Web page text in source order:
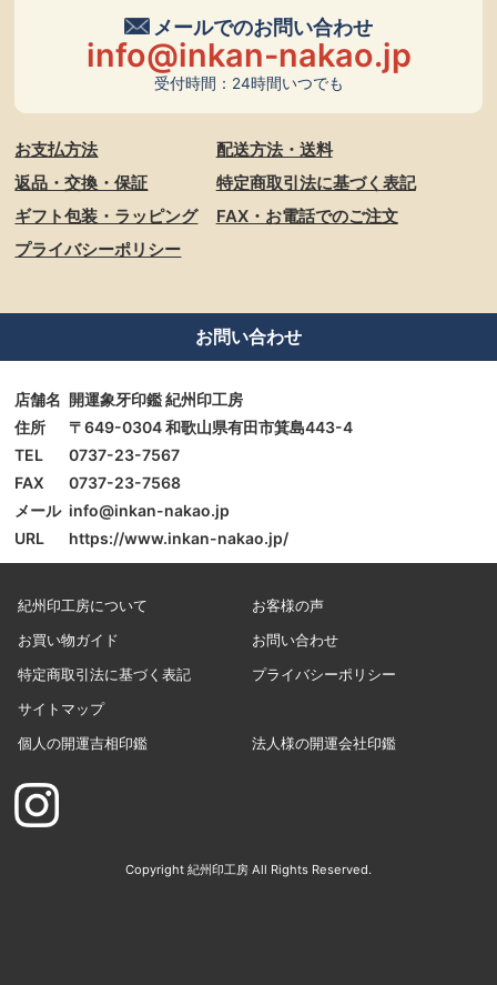
メールでのお問い合わせ
info@inkan-nakao.jp
受付時間：24時間いつでも
お支払方法
配送方法・送料
返品・交換・保証
特定商取引法に基づく表記
ギフト包装・ラッピング
FAX・お電話でのご注文
プライバシーポリシー
お問い合わせ
店舗名 開運象牙印鑑 紀州印工房
住所
〒649-0304 和歌山県有田市箕島443-4
TEL
0737-23-7567
FAX
0737-23-7568
メール info@inkan-nakao.jp
URL
https://www.inkan-nakao.jp/
紀州印工房について お客様の声
お買い物ガイド お問い合わせ
特定商取引法に基づく表記 プライバシーポリシー
サイトマップ
個人の開運吉相印鑑 法人様の開運会社印鑑
Copyright 紀州印工房 All Rights Reserved.